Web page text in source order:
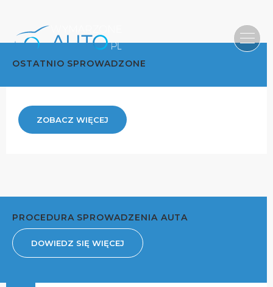
OSTATNIO SPROWADZONE
ZOBACZ WIĘCEJ
PROCEDURA SPROWADZENIA AUTA
DOWIEDZ SIĘ WIĘCEJ